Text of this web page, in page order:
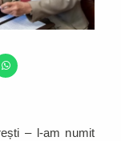
– l-am numit